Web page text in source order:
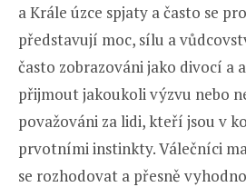
a Krále úzce spjaty a často se
představují moc, sílu a
často zobrazováni jako divocí a
přijmout jakoukoli výzvu nebo
považováni za lidi, kteří jsou v
prvotními instinkty. Válečníci
se rozhodovat a přesně